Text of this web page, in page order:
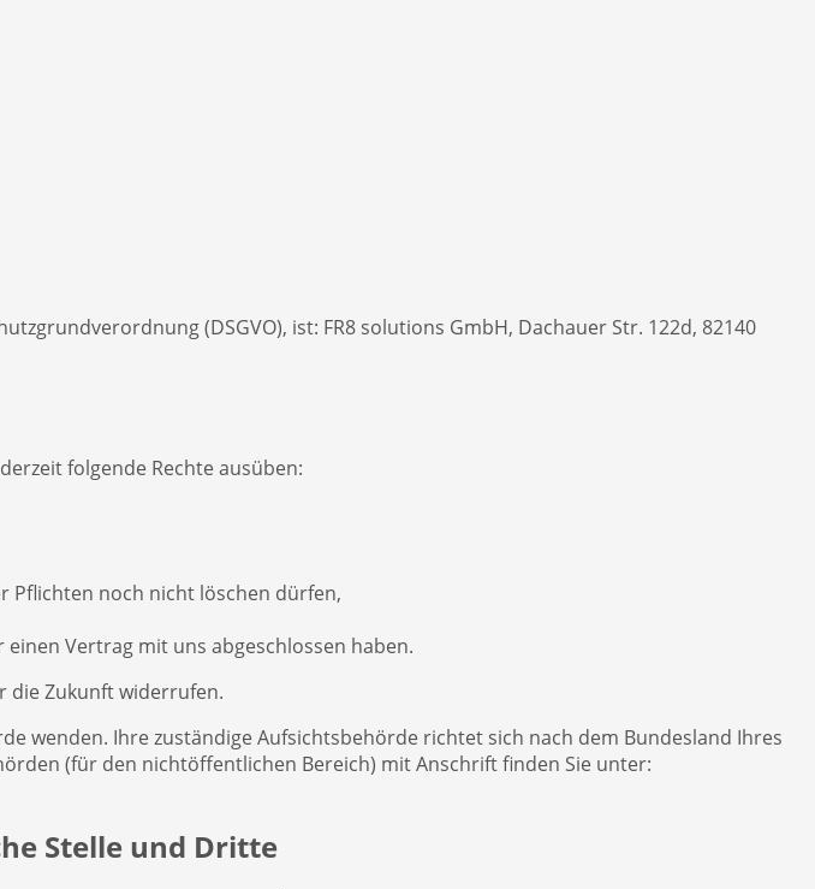
(DSGVO), ist: FR8 solutions GmbH, Dachauer Str. 122d, 82140
folgende Rechte ausüben:
Pflichten noch nicht löschen dürfen,
Vertrag mit uns abgeschlossen haben.
die Zukunft widerrufen.
wenden. Ihre zuständige Aufsichtsbehörde richtet sich nach dem Bundesland Ihres
(für den nichtöffentlichen Bereich) mit Anschrift finden Sie unter:
Stelle und Dritte